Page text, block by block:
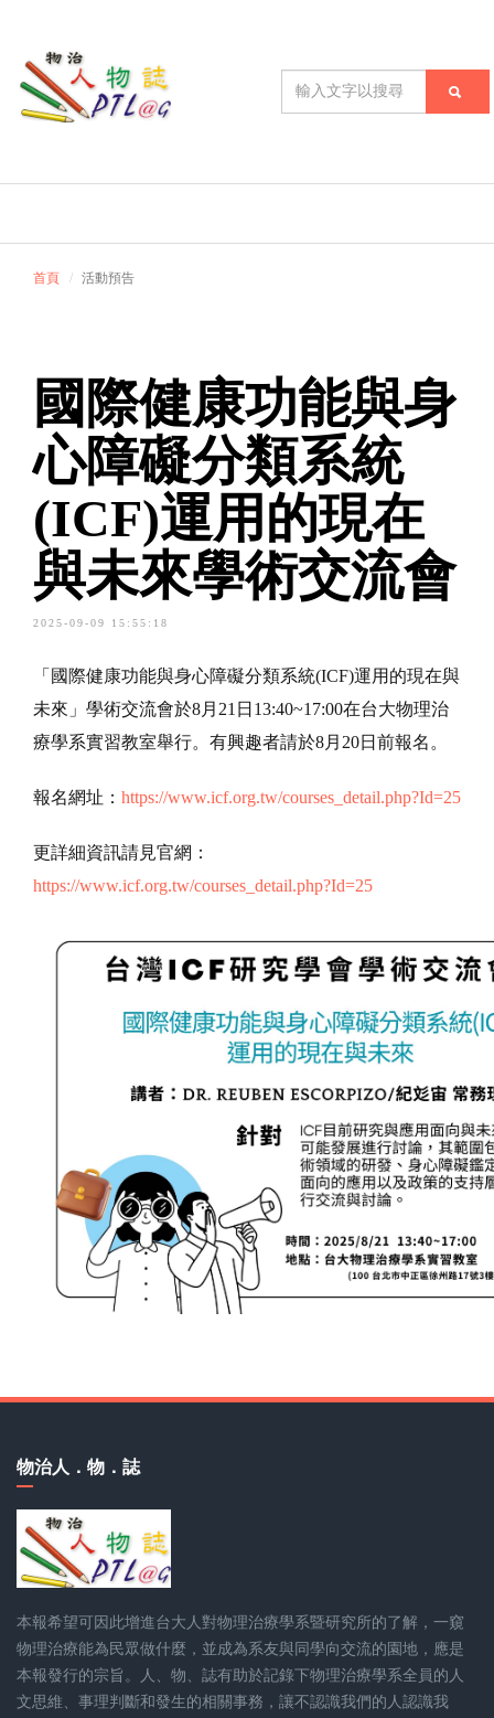
首頁 活動預告
國際健康功能與身
心障礙分類系統
(ICF)運用的現在
與未來學術交流會
2025-09-09 15:55:18
「國際健康功能與身心障礙分類系統(ICF)運用的現在與
未來」學術交流會於8月21日13:40~17:00在台大物理治
療學系實習教室舉行。有興趣者請於8月20日前報名。
報名網址： https://www.icf.org.tw/courses_detail.php?Id=25
更詳細資訊請見官網：
https://www.icf.org.tw/courses_detail.php?Id=25
物治人．物．誌
本報希望可因此增進台大人對物理治療學系暨研究所的了解，一窺
物理治療能為民眾做什麼，並成為系友與同學向交流的園地，應是
本報發行的宗旨。人、物、誌有助於記錄下物理治療學系全員的人
文思維、事理判斷和發生的相關事務，讓不認識我們的人認識我